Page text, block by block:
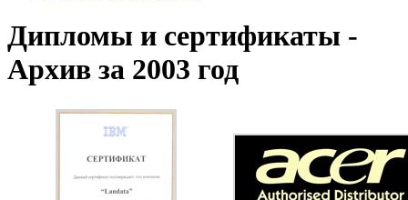
Дипломы и сертификаты -
Архив за 2003 год